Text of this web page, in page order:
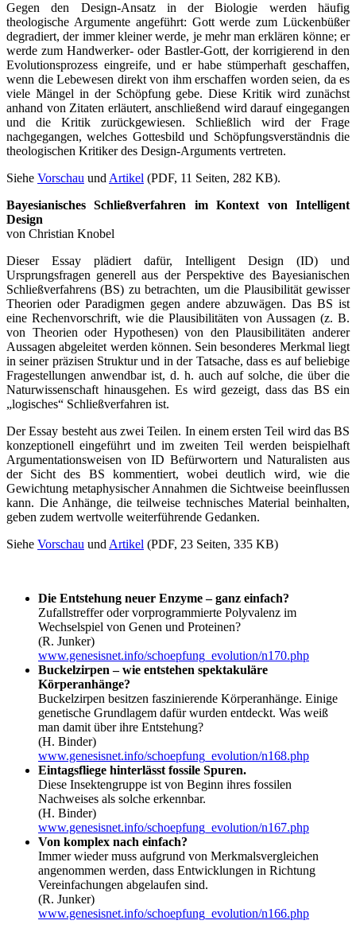
Gegen den Design-Ansatz in der Biologie werden häufig
theologische Argumente angeführt: Gott werde zum Lückenbüßer
degradiert, der immer kleiner werde, je mehr man erklären könne; er
werde zum Handwerker- oder Bastler-Gott, der korrigierend in den
Evolutionsprozess eingreife, und er habe stümperhaft geschaffen,
wenn die Lebewesen direkt von ihm erschaffen worden seien, da es
viele Mängel in der Schöpfung gebe. Diese Kritik wird zunächst
anhand von Zitaten erläutert, anschließend wird darauf eingegangen
und die Kritik zurückgewiesen. Schließlich wird der Frage
nachgegangen, welches Gottesbild und Schöpfungsverständnis die
theologischen Kritiker des Design-Arguments vertreten.
Siehe Vorschau und Artikel (PDF, 11 Seiten, 282 KB).
Bayesianisches Schließverfahren im Kontext von Intelligent
Design
von Christian Knobel
Dieser Essay plädiert dafür, Intelligent Design (ID) und
Ursprungsfragen generell aus der Perspektive des Bayesianischen
Schließverfahrens (BS) zu betrachten, um die Plausibilität gewisser
Theorien oder Paradigmen gegen andere abzuwägen. Das BS ist
eine Rechenvorschrift, wie die Plausibilitäten von Aussagen (z. B.
von Theorien oder Hypothesen) von den Plausibilitäten anderer
Aussagen abgeleitet werden können. Sein besonderes Merkmal liegt
in seiner präzisen Struktur und in der Tatsache, dass es auf beliebige
Fragestellungen anwendbar ist, d. h. auch auf solche, die über die
Naturwissenschaft hinausgehen. Es wird gezeigt, dass das BS ein
„logisches“ Schließverfahren ist.
Der Essay besteht aus zwei Teilen. In einem ersten Teil wird das BS
konzeptionell eingeführt und im zweiten Teil werden beispielhaft
Argumentationsweisen von ID Befürwortern und Naturalisten aus
der Sicht des BS kommentiert, wobei deutlich wird, wie die
Gewichtung metaphysischer Annahmen die Sichtweise beeinflussen
kann. Die Anhänge, die teilweise technisches Material beinhalten,
geben zudem wertvolle weiterführende Gedanken.
Siehe Vorschau und Artikel (PDF, 23 Seiten, 335 KB)
Die Entstehung neuer Enzyme – ganz einfach?
Zufallstreffer oder vorprogrammierte Polyvalenz im
Wechselspiel von Genen und Proteinen?
(R. Junker)
www.genesisnet.info/schoepfung_evolution/n170.php
Buckelzirpen – wie entstehen spektakuläre
Körperanhänge?
Buckelzirpen besitzen faszinierende Körperanhänge. Einige
genetische Grundlagem dafür wurden entdeckt. Was weiß
man damit über ihre Entstehung?
(H. Binder)
www.genesisnet.info/schoepfung_evolution/n168.php
Eintagsfliege hinterlässt fossile Spuren.
Diese Insektengruppe ist von Beginn ihres fossilen
Nachweises als solche erkennbar.
(H. Binder)
www.genesisnet.info/schoepfung_evolution/n167.php
Von komplex nach einfach?
Immer wieder muss aufgrund von Merkmalsvergleichen
angenommen werden, dass Entwicklungen in Richtung
Vereinfachungen abgelaufen sind.
(R. Junker)
www.genesisnet.info/schoepfung_evolution/n166.php